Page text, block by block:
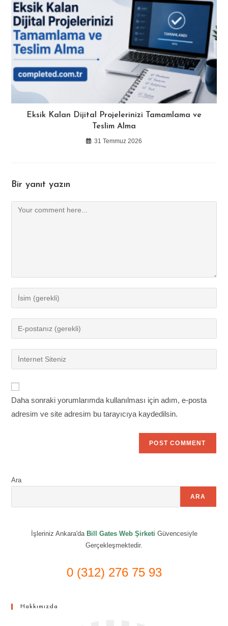
Eksik Kalan Dijital Projelerinizi Tamamlama ve
Teslim Alma
31 Temmuz 2026
Bir yanıt yazın
Comment
Enter
your
name
comment
Enter
your
email
address
Enter
your
URL
(optional)
Daha sonraki yorumlarımda kullanılması için adım, e-posta
adresim ve site adresim bu tarayıcıya kaydedilsin.
Ara
ARA
İşleriniz Ankara'da Bill Gates Web Şirketi Güvencesiyle
Gerçekleşmektedir.
0 (312) 276 75 93
Hakkımızda